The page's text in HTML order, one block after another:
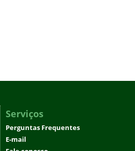
Serviços
Perguntas Frequentes
E-mail